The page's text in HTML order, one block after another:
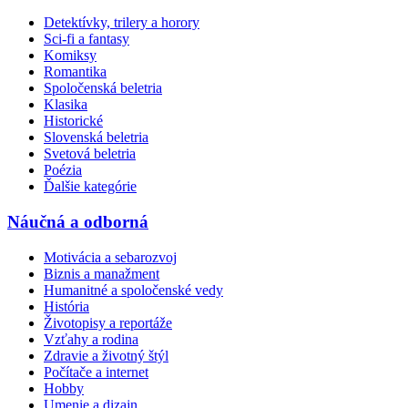
Detektívky, trilery a horory
Sci-fi a fantasy
Komiksy
Romantika
Spoločenská beletria
Klasika
Historické
Slovenská beletria
Svetová beletria
Poézia
Ďalšie kategórie
Náučná a odborná
Motivácia a sebarozvoj
Biznis a manažment
Humanitné a spoločenské vedy
História
Životopisy a reportáže
Vzťahy a rodina
Zdravie a životný štýl
Počítače a internet
Hobby
Umenie a dizajn